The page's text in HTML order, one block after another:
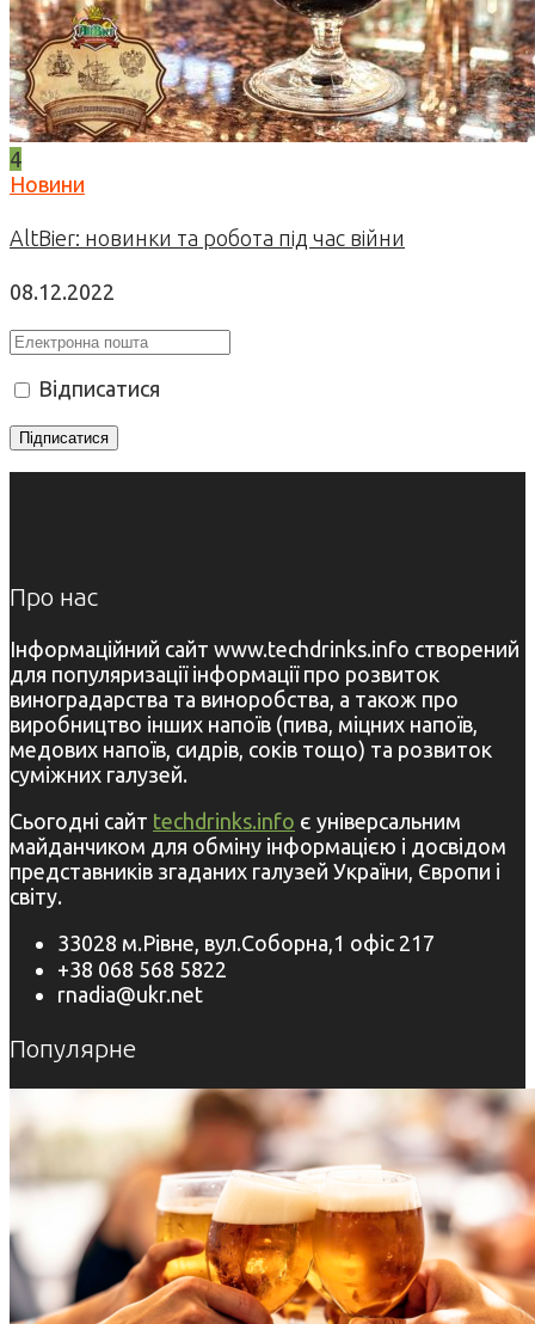
4
Новини
AltBier: новинки та робота під час війни
08.12.2022
Відписатися
Про нас
Інформаційний сайт www.techdrinks.info створений
для популяризації інформації про розвиток
виноградарства та виноробства, а також про
виробництво інших напоїв (пива, міцних напоїв,
медових напоїв, сидрів, соків тощо) та розвиток
суміжних галузей.
Сьогодні сайт techdrinks.info є універсальним
майданчиком для обміну інформацією і досвідом
представників згаданих галузей України, Європи і
світу.
33028 м.Рівне, вул.Соборна,1 офіс 217
+38 068 568 5822
rnadia@ukr.net
Популярне